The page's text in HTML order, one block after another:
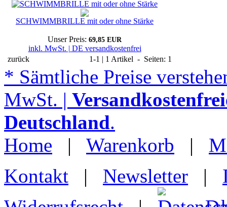
SCHWIMMBRILLE mit oder ohne Stärke
Unser Preis: 69,85 EUR
inkl. MwSt. | DE versandkostenfrei
zurück
1-1 | 1 Artikel - Seiten: 1
* Sämtliche Preise
MwSt. |
Deutschland.
Home | Warenkorb |
Kontakt | Newsletter |